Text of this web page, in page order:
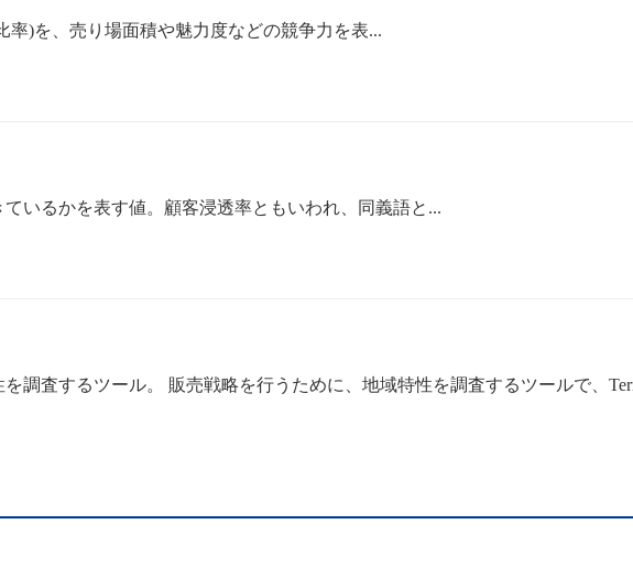
)を、売り場面積や魅力度などの競争力を表...
いるかを表す値。顧客浸透率ともいわれ、同義語と...
調査するツール。 販売戦略を行うために、地域特性を調査するツールで、